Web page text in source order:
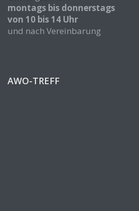
montags bis donnerstags
von 10 bis 14 Uhr
und nach Vereinbarung
AWO-TREFF